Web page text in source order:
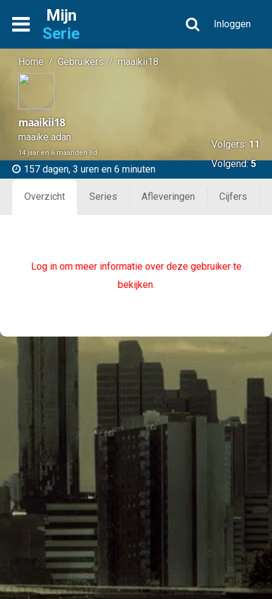
Mijn
Serie
Inloggen
Home / Gebruikers /maaikii18
maaikii18
maaike adan
14 jaar en 6 maanden lid
157 dagen, 3 uren en 6 minuten
Volgers: 11
Volgend:5
Overzicht Series Afleveringen Cijfers
Log in om meer informatie over deze gebruiker te
bekijken.